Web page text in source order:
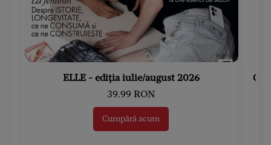
ELLE - ediția iulie/august 2026
39.99 RON
Cumpără acum